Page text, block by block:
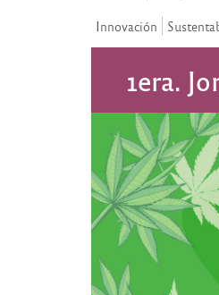
Innovación
1era.